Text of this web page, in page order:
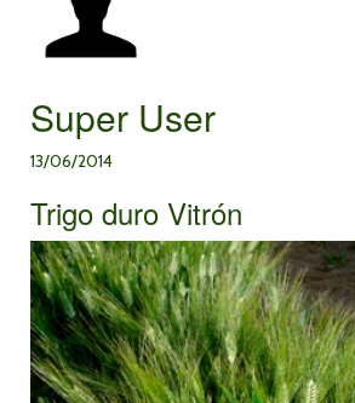
Super User
13/06/2014
Trigo duro Vitrón